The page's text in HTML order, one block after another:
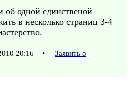
об одной единственой
в несколько страниц 3-4
20:16 •
Заявить о